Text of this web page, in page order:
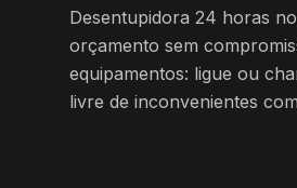
Desentupidora 24 horas
orçamento sem
equipamentos: ligue ou
livre de inconvenientes